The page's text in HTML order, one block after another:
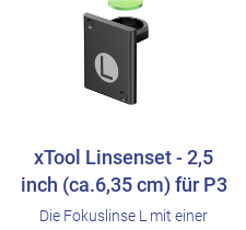
xTool Linsenset - 2,5
inch (ca.6,35 cm) für P3
Die Fokuslinse L mit einer